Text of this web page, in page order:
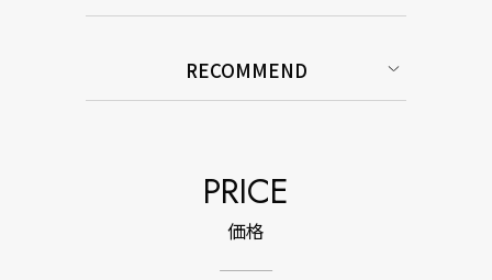
RECOMMEND
PRICE
価格